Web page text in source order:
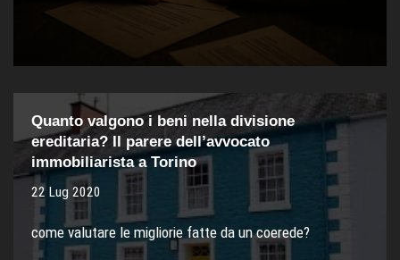
Quanto valgono i beni nella divisione
ereditaria? Il parere dell’avvocato
immobiliarista a Torino
22 Lug 2020
come valutare le migliorie fatte da un coerede?